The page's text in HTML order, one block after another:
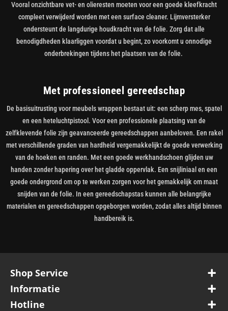
Vooral onzichtbare vet- en olieresten moeten voor een goede kleefkracht
compleet verwijderd worden met een surface cleaner. Lijmversterker
ondersteunt de langdurige houdkracht van de folie. Zorg dat alle
benodigdheden klaarliggen voordat u begint, zo voorkomt u onnodige
onderbrekingen tijdens het plaatsen van de folie.
Met professioneel gereedschap
De basisuitrusting voor meubels wrappen bestaat uit: een scherp mes, spatel
en een heteluchtpistool. Voor een professionele plaatsing van de
zelfklevende folie zijn geavanceerde gereedschappen aanbeloven. Een rakel
met verschillende graden van hardheid vergemakkelijkt de goede verwerking
van de hoeken en randen. Met een goede werkhandschoen glijden uw
handen zonder hapering over het gladde oppervlak. Een snijliniaal en een
goede ondergrond om op te werken zorgen voor het gemakkelijk om maat
snijden van de folie. In een gereedschapstas kunnen alle belangrijke
materialen en gereedschappen opgeborgen worden, zodat alles altijd binnen
handbereik is.
Shop Service
Informatie
Hotline